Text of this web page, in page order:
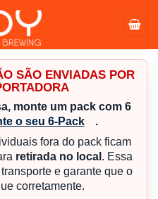
SÃO ENVIADAS POR
monte um pack com 6
o seu 6-Pack
.
fora do pack ficam
retirada no local . Essa
e garante que o
corretamente.